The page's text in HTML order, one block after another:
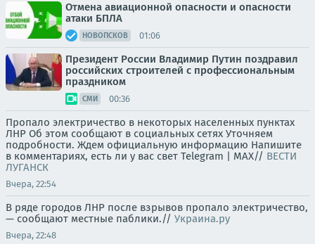
Отмена авиационной опасности и опасности
атаки БПЛА
НОВОПСКОВ 01:06
Президент России Владимир Путин поздравил
российских строителей с профессиональным
праздником
СМИ 00:36
Пропало электричество в некоторых населенных пунктах
ЛНР Об этом сообщают в социальных сетях Уточняем
подробности. Ждем официальную информацию Напишите
в комментариях, есть ли у вас свет Telegram | MAX// ВЕСТИ
ЛУГАНСК
Вчера, 22:54
В ряде городов ЛНР после взрывов пропало электричество,
— сообщают местные паблики.// Украина.ру
Вчера, 22:48